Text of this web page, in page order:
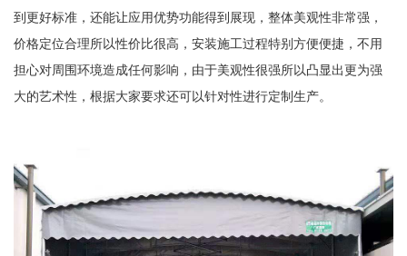
到更好标准，还能让应用优势功能得到展现，整体美观性非常强，
价格定位合理所以性价比很高，安装施工过程特别方便便捷，不用
担心对周围环境造成任何影响，由于美观性很强所以凸显出更为强
大的艺术性，根据大家要求还可以针对性进行定制生产。